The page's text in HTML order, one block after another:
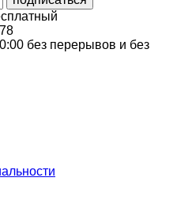
без перерывов и без